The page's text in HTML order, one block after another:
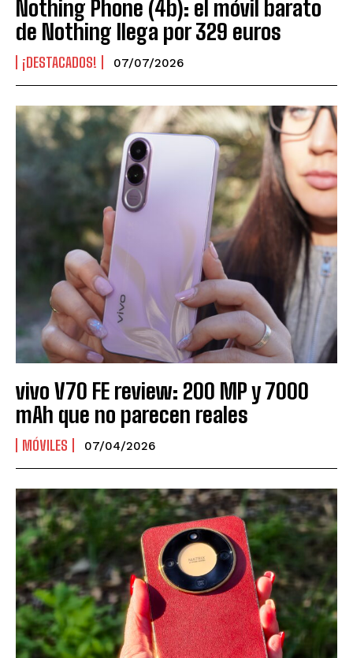
Nothing Phone (4b): el móvil barato
de Nothing llega por 329 euros
¡DESTACADOS! 07/07/2026
vivo V70 FE review: 200 MP y 7000
mAh que no parecen reales
MÓVILES 07/04/2026